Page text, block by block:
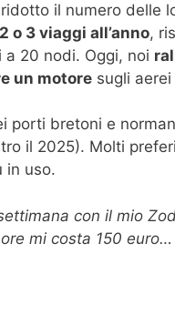
il numero delle
2 o 3 viaggi all’anno,
a 20 nodi. Oggi, noi
un motore sugli
porti bretoni e
il 2025). Molti
in uso.
con il mio
mi costa 150